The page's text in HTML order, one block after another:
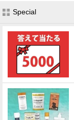
Special